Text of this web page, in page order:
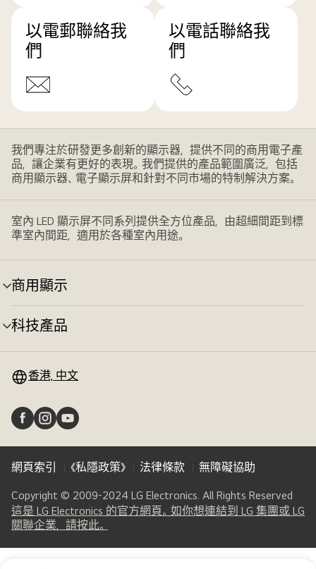
以電郵聯絡我
們
以電話聯絡我
們
我們專注於研發更多創新的顯示器，提供不同的商用電子產
品，讓企業有更好的表現。我們提供的產品範圍廣泛，包括
商用顯示器、電子顯示屏和針對不同市場的特制解決方案。
室內 LED 顯示屏不同系列提供全方位產品，由超細間距到標
準室內間距，適用於各種室內用途。
商用顯示
選
單
切
換
科技產品
選
換 香港, 中文
網頁索引 《私隱政策》 法律條款 無障礙協助
Copyright © 2009-2024 LG Electronics. All Rights Reserved
這是 LG Electronics 的官方網頁。如你想連結到 LG 集團或 LG
關聯企業，請按此。
a